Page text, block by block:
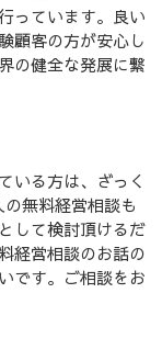
っています。良い
顧客の方が安心し
の健全な発展に繋
いる方は、ざっく
無料経営相談も
して検討頂けるだ
経営相談のお話の
です。ご相談をお